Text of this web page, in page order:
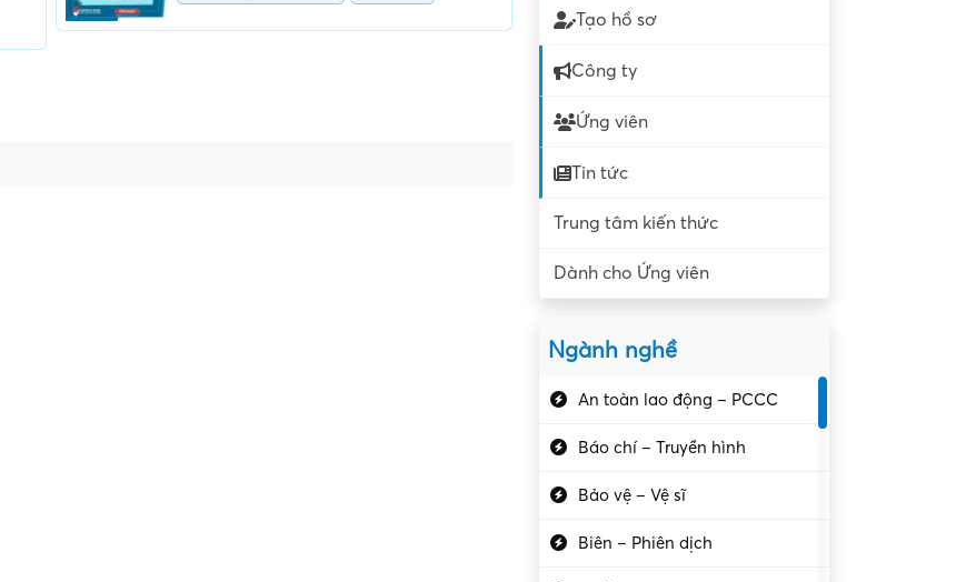
Tạo hồ sơ
Công ty
Ứng viên
Tin tức
Trung tâm kiến thức
Dành cho Ứng viên
Ngành nghề
An toàn lao động – PCCC
Báo chí – Truyền hình
Bảo vệ – Vệ sĩ
Biên – Phiên dịch